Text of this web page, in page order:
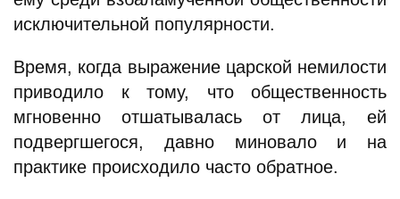
исключительной популярности.
Время, когда выражение царской немилости
приводило к тому, что общественность
мгновенно отшатывалась от лица, ей
подвергшегося, давно миновало и на
практике происходило часто обратное.